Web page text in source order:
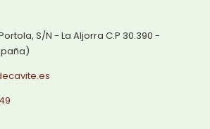
S/N - La Aljorra C.P 30.390 -